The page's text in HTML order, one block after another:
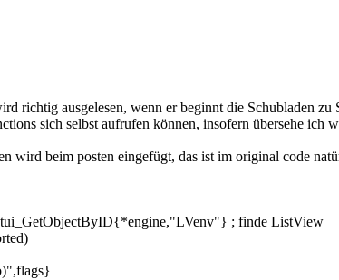
richtig ausgelesen, wenn er beginnt die Schubladen
sich selbst aufrufen können, insofern übersehe ich
wird beim posten eingefügt, das ist im original code
; finde ListView